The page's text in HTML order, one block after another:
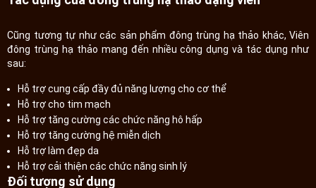
Cũng tương tự như các sản phẩm đông trùng hạ thảo khác, Viên
đông trùng hạ thảo mang đến nhiều công dụng và tác dụng như
sau:
Hỗ trợ cung cấp đầy đủ năng lượng cho cơ thể
Hỗ trợ cho tim mạch
Hỗ trợ tăng cường các chức năng hô hấp
Hỗ trợ tăng cường hệ miễn dịch
Hỗ trợ làm đẹp da
Hỗ trợ cải thiện các chức năng sinh lý
Đối tượng sử dụng